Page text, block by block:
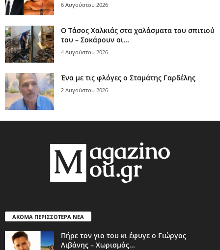
6 Αυγούστου 2026
Ο Τάσος Χαλκιάς στα χαλάσματα του σπιτιού
του – Σοκάρουν οι...
4 Αυγούστου 2026
Ένα με τις φλόγες ο Σταμάτης Γαρδέλης
2 Αυγούστου 2026
ΑΚΟΜΑ ΠΕΡΙΣΣΟΤΕΡΑ ΝΕΑ
Πήρε τον γιο του κι έφυγε ο Γιώργος
Λιβάνης – Χωρισμός...